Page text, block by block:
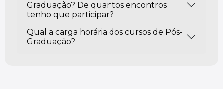
Graduação? De quantos encontros
tenho que participar?
Qual a carga horária dos cursos de Pós-
Graduação?